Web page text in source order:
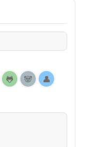
🐸 🐼
👤